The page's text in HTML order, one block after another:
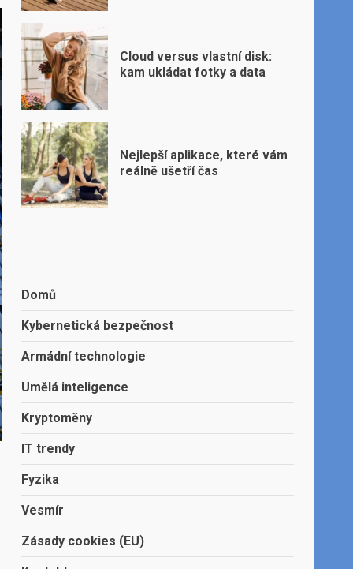
Cloud versus vlastní disk:
kam ukládat fotky a data
Nejlepší aplikace, které vám
reálně ušetří čas
Domů
Kybernetická bezpečnost
Armádní technologie
Umělá inteligence
Kryptoměny
IT trendy
Fyzika
Vesmír
Zásady cookies (EU)